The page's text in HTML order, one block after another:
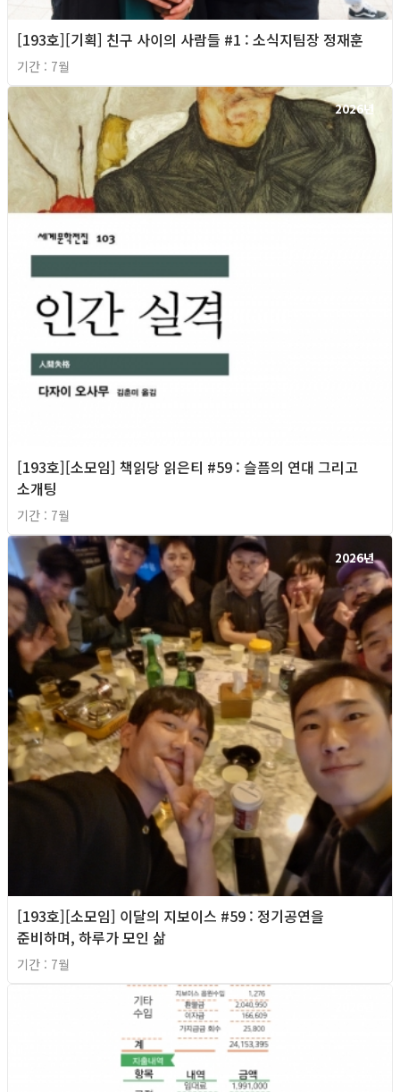
[193호][기획] 친구 사이의 사람들 #1 : 소식지팀장 정재훈
기간 : 7월
2026년
[193호][소모임] 책읽당 읽은티 #59 : 슬픔의 연대 그리고
소개팅
기간 : 7월
2026년
[193호][소모임] 이달의 지보이스 #59 : 정기공연을
준비하며, 하루가 모인 삶
기간 : 7월